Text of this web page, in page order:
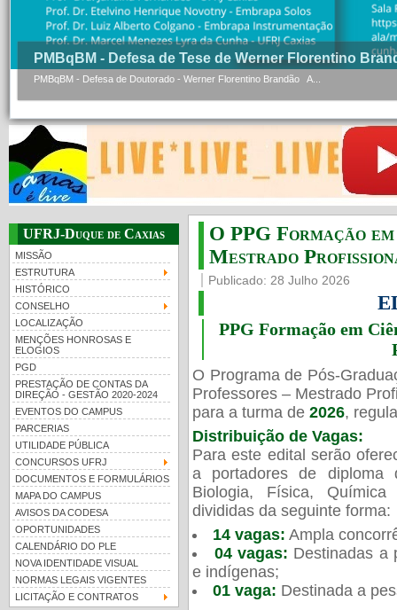
PMBqBM - Defesa de Tese de Werner Florentino
PMBqBM - Defesa de Doutorado - Werner Florentino Brandão A...
UFRJ-Duque de Caxias
MISSÃO
ESTRUTURA
HISTÓRICO
CONSELHO
LOCALIZAÇÃO
MENÇÕES HONROSAS E
ELOGIOS
PGD
PRESTAÇÃO DE CONTAS DA
DIREÇÃO - GESTÃO 2020-2024
EVENTOS DO CAMPUS
PARCERIAS
UTILIDADE PÚBLICA
CONCURSOS UFRJ
DOCUMENTOS E FORMULÁRIOS
MAPA DO CAMPUS
AVISOS DA CODESA
OPORTUNIDADES
CALENDÁRIO DO PLE
NOVA IDENTIDADE VISUAL
NORMAS LEGAIS VIGENTES
LICITAÇÃO E CONTRATOS
O PPG Formação
Mestrado
Publicado: 28 Julho 2026
PPG Formação em
O Programa de Pós-
Professores – Mestrado
para a turma de 2026,
Distribuição de Vagas:
Para este edital serão
a portadores de diploma
Biologia, Física,
divididas da seguinte forma:
14 vagas: Ampla
04 vagas: Destinadas a
e indígenas;
01 vaga: Destinada a
UFRJ 100 anos